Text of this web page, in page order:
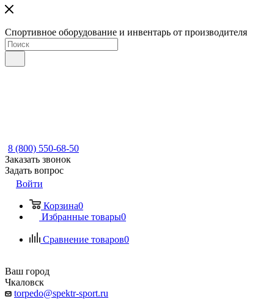
Спортивное оборудование и инвентарь от производителя
8 (800) 550-68-50
Заказать звонок
Задать вопрос
Войти
Корзина0
Избранные товары0
Сравнение товаров0
Ваш город
Чкаловск
torpedo@spektr-sport.ru